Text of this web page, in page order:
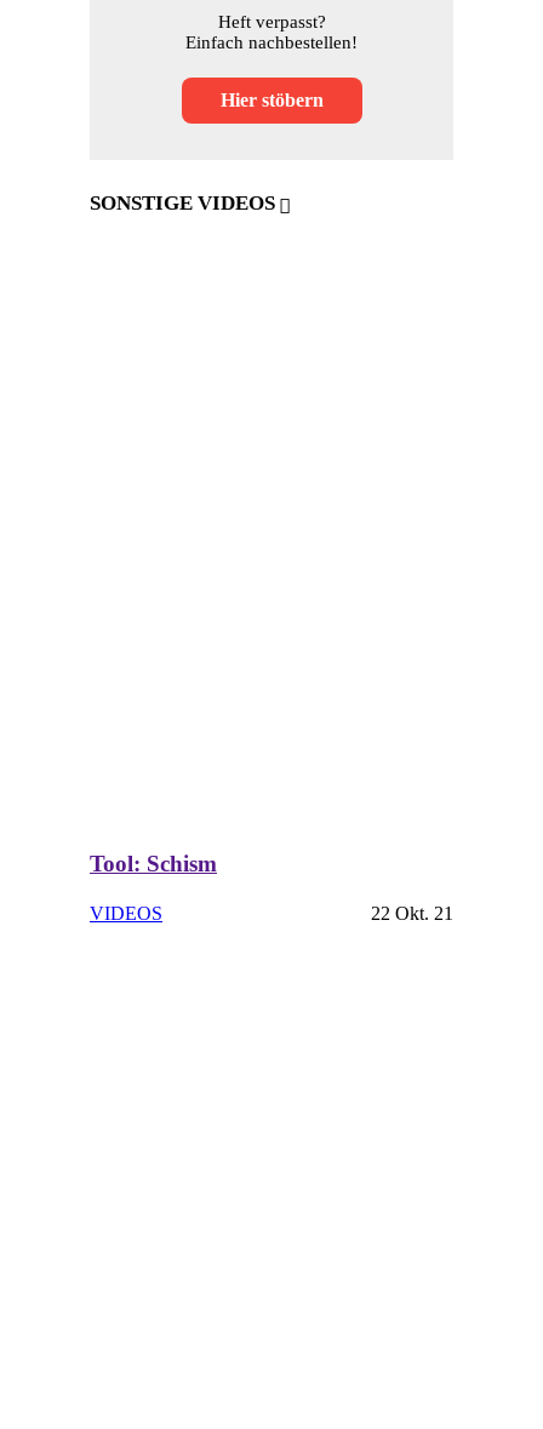
Heft verpasst?
Einfach nachbestellen!
Hier stöbern
SONSTIGE VIDEOS
Tool: Schism
VIDEOS 22 Okt. 21